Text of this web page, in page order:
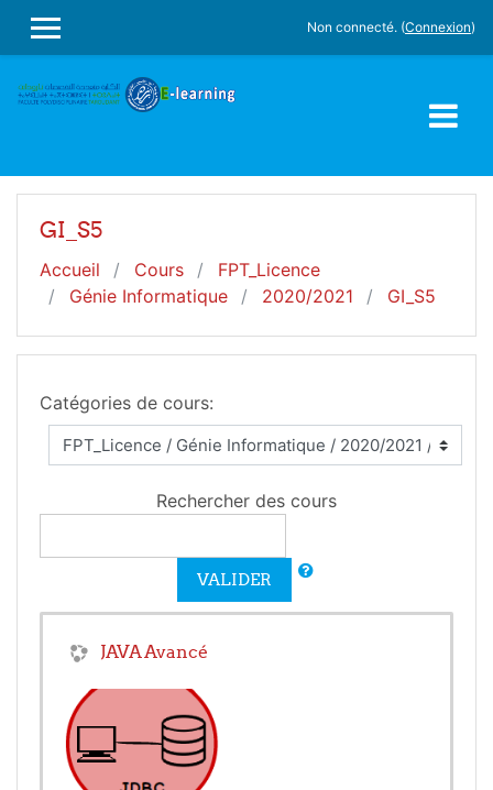
PANNEAU LATÉRAL
Non connecté. (Connexion)
GI_S5
Accueil Cours
FPT_Licence
Génie Informatique
2020/2021 GI_S5
Catégories de cours:
Rechercher des cours
VALIDER
JAVA Avancé